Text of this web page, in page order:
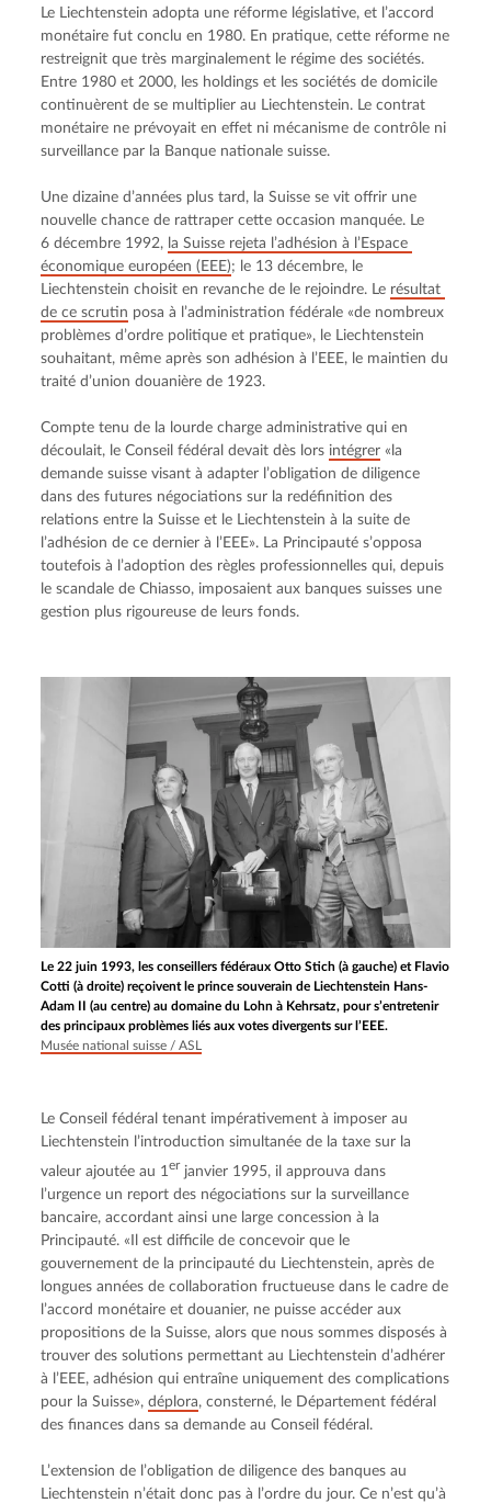
Le Liechtenstein adopta une réforme législative, et l’accord
monétaire fut conclu en 1980. En pratique, cette réforme ne
restreignit que très marginalement le régime des sociétés.
Entre 1980 et 2000, les holdings et les sociétés de domicile
continuèrent de se multiplier au Liechtenstein. Le contrat
monétaire ne prévoyait en effet ni mécanisme de contrôle ni
surveillance par la Banque nationale suisse.
Une dizaine d’années plus tard, la Suisse se vit offrir une
nouvelle chance de rattraper cette occasion manquée. Le
6 décembre 1992, la Suisse rejeta l’adhésion à l’Espace
économique européen (EEE); le 13 décembre, le
Liechtenstein choisit en revanche de le rejoindre. Le résultat
de ce scrutin posa à l’administration fédérale «de nombreux
problèmes d’ordre politique et pratique», le Liechtenstein
souhaitant, même après son adhésion à l’EEE, le maintien du
traité d’union douanière de 1923.
Compte tenu de la lourde charge administrative qui en
découlait, le Conseil fédéral devait dès lors intégrer «la
demande suisse visant à adapter l’obligation de diligence
dans des futures négociations sur la redéfinition des
relations entre la Suisse et le Liechtenstein à la suite de
l’adhésion de ce dernier à l’EEE». La Principauté s’opposa
toutefois à l’adoption des règles professionnelles qui, depuis
le scandale de Chiasso, imposaient aux banques suisses une
gestion plus rigoureuse de leurs fonds.
Le 22 juin 1993, les conseillers fédéraux Otto Stich (à gauche) et Flavio
Cotti (à droite) reçoivent le prince souverain de Liechtenstein Hans-
Adam II (au centre) au domaine du Lohn à Kehrsatz, pour s’entretenir
des principaux problèmes liés aux votes divergents sur l’EEE.
Musée national suisse / ASL
Le Conseil fédéral tenant impérativement à imposer au
Liechtenstein l’introduction simultanée de la taxe sur la
valeur ajoutée au 1er janvier 1995, il approuva dans
l’urgence un report des négociations sur la surveillance
bancaire, accordant ainsi une large concession à la
Principauté. «Il est difficile de concevoir que le
gouvernement de la principauté du Liechtenstein, après de
longues années de collaboration fructueuse dans le cadre de
l’accord monétaire et douanier, ne puisse accéder aux
propositions de la Suisse, alors que nous sommes disposés à
trouver des solutions permettant au Liechtenstein d’adhérer
à l’EEE, adhésion qui entraîne uniquement des complications
pour la Suisse», déplora, consterné, le Département fédéral
des finances dans sa demande au Conseil fédéral.
L’extension de l’obligation de diligence des banques au
Liechtenstein n’était donc pas à l’ordre du jour. Ce n’est qu’à